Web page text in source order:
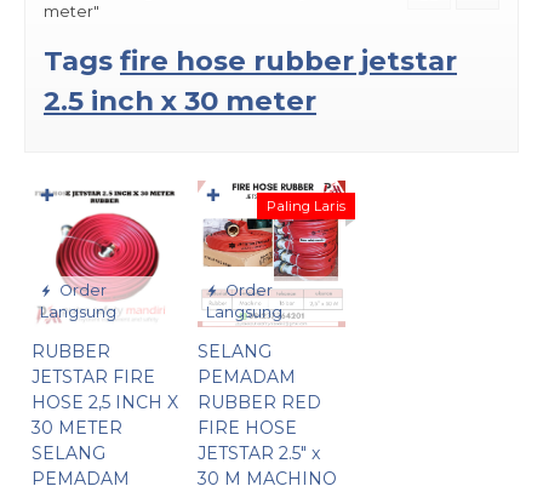
meter"
Tags fire hose rubber jetstar
2.5 inch x 30 meter
Order
Langsung
RUBBER
JETSTAR FIRE
HOSE 2,5 INCH X
30 METER
SELANG
PEMADAM
✚
Order
Langsung
Paling Laris
SELANG
PEMADAM
RUBBER RED
FIRE HOSE
JETSTAR 2.5″ x
30 M MACHINO
✚